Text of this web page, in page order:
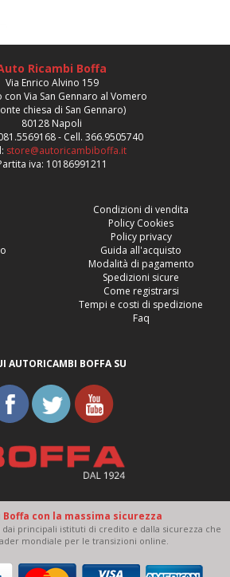
Ricambi Boffa
Via Enrico Alvino 159
con Via San Gennaro al Vomero
chiesa di San Gennaro)
80128 Napoli
- Cell. 366.9505740
store@autoricambiboffa.it
iva: 10186991211
Condizioni di vendita
Policy Cookies
Policy privacy
Guida all'acquisto
Modalità di pagamento
Spedizioni sicure
Come registrarsi
Tempi e costi di spedizione
Faq
AUTORICAMBI BOFFA SU
con la massima sicurezza
principali istituti di credito e dalla sicurezza che
mondiale per le transizioni online.